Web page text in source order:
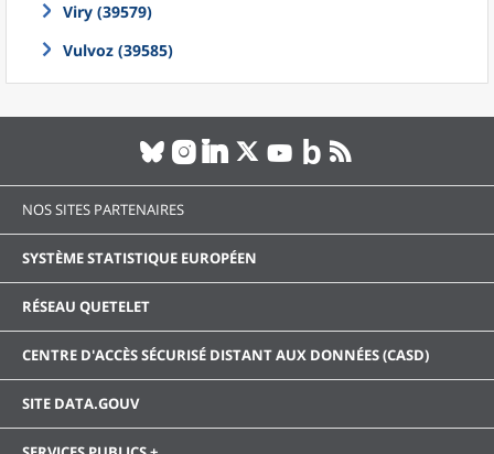
Viry (39579)
Vulvoz (39585)
NOS SITES PARTENAIRES
SYSTÈME STATISTIQUE EUROPÉEN
RÉSEAU QUETELET
CENTRE D'ACCÈS SÉCURISÉ DISTANT AUX DONNÉES (CASD)
SITE DATA.GOUV